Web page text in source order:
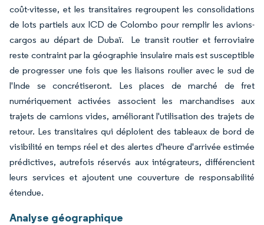
coût-vitesse, et les transitaires regroupent les consolidations
de lots partiels aux ICD de Colombo pour remplir les avions-
cargos au départ de Dubaï. Le transit routier et ferroviaire
reste contraint par la géographie insulaire mais est susceptible
de progresser une fois que les liaisons roulier avec le sud de
l'Inde se concrétiseront. Les places de marché de fret
numériquement activées associent les marchandises aux
trajets de camions vides, améliorant l'utilisation des trajets de
retour. Les transitaires qui déploient des tableaux de bord de
visibilité en temps réel et des alertes d'heure d'arrivée estimée
prédictives, autrefois réservés aux intégrateurs, différencient
leurs services et ajoutent une couverture de responsabilité
étendue.
Analyse géographique